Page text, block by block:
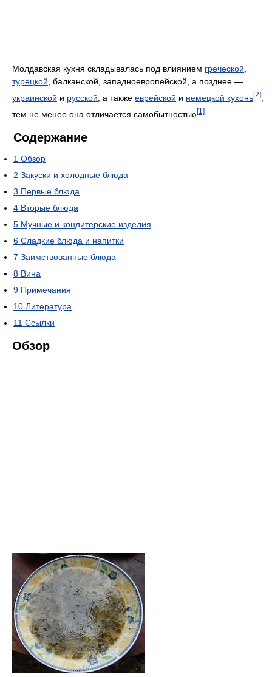
Молдавская кухня складывалась под влиянием греческой,
турецкой, балканской, западноевропейской, а позднее —
украинской и русской , а также еврейской и немецкой кухонь[2]
тем не менее она отличается самобытностью[1]
Содержание
1 Обзор
2 Закуски и холодные блюда
3 Первые блюда
4 Вторые блюда
5 Мучные и кондитерские изделия
6 Сладкие блюда и напитки
7 Заимствованные блюда
8 Вина
9 Примечания
10 Литература
11 Ссылки
Обзор